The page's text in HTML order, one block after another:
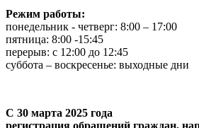
Режим работы:
понедельник - четверг: 8:00 – 17:00
пятница: 8:00 -15:45
перерыв: с 12:00 до 12:45
суббота – воскресенье: выходные дни
С 30 марта 2025 года
регистрация обращений граждан,